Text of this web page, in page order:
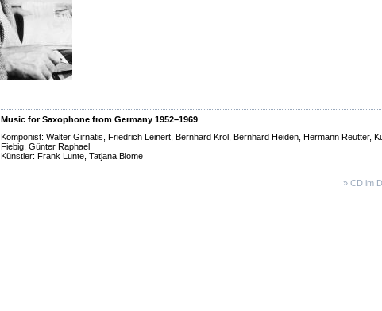
Music for Saxophone from Germany 1952–1969
Komponist: Walter Girnatis, Friedrich Leinert, Bernhard Krol, Bernhard Heiden, Hermann Reutter,
Fiebig, Günter Raphael
Künstler: Frank Lunte, Tatjana Blome
» CD im